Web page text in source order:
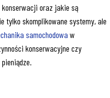
konserwacji oraz jakie są
tylko skomplikowane systemy, ale
samochodowa w
konserwacyjne czy